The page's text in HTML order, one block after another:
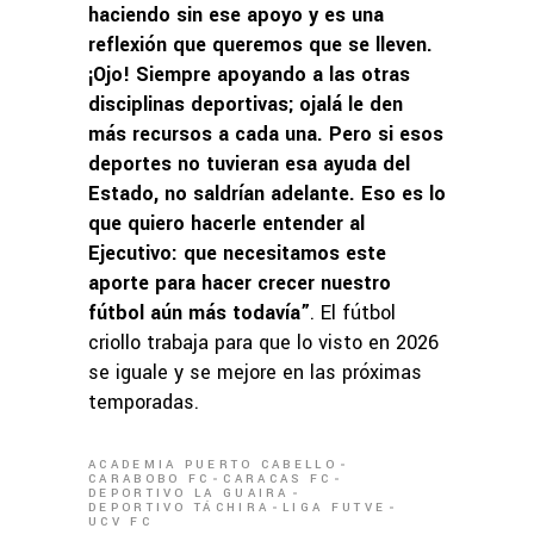
haciendo sin ese apoyo y es una
reflexión que queremos que se lleven.
¡Ojo! Siempre apoyando a las otras
disciplinas deportivas; ojalá le den
más recursos a cada una. Pero si esos
deportes no tuvieran esa ayuda del
Estado, no saldrían adelante. Eso es lo
que quiero hacerle entender al
Ejecutivo: que necesitamos este
aporte para hacer crecer nuestro
fútbol aún más todavía”. El fútbol
criollo trabaja para que lo visto en 2026
se iguale y se mejore en las próximas
temporadas.
ACADEMIA PUERTO CABELLO
CARABOBO FC
CARACAS FC
DEPORTIVO LA GUAIRA
DEPORTIVO TÁCHIRA
LIGA FUTVE
UCV FC